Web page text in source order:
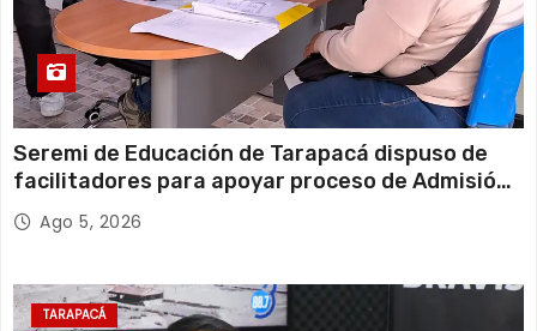
Seremi de Educación de Tarapacá dispuso de
facilitadores para apoyar proceso de Admisión
Escolar 2027
Ago 5, 2026
TARAPACÁ